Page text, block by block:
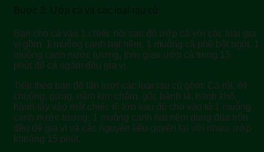
Bước 2: Ướp cá và các loại rau củ
Bạn cho cá vào 1 chiếc nồi sau đó ướp cá với các loại gia
vị gồm: 1 muỗng canh hạt nêm, 1 muỗng cà phê bột ngọt, 1
muỗng canh nước tương, thời gian ướp cá trong 15
phút để cá ngấm đều gia vị.
Tiếp theo bạn để lần lượt các loại rau củ gồm: Cà rốt, ớt
chuông, gừng, nấm kim châm, gốc hành lá, hành khô,
hành tây vào một chiếc tô lớn sau đó cho vào tô 1 muỗng
canh nước tương, 1 muỗng canh hạt nêm dùng đũa trộn
đều để gia vị và các nguyên liệu quyện lại với nhau, ướp
khoảng 15 phút.